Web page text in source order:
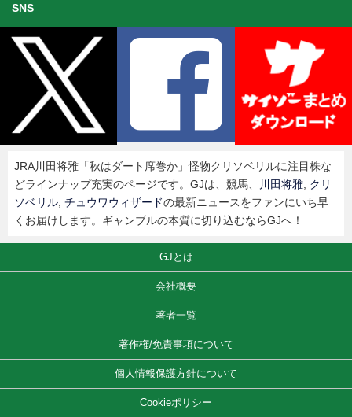
SNS
JRA川田将雅「秋はダート席巻か」怪物クリソベリルに注目株な
どラインナップ充実のページです。GJは、競馬、
川田将雅 クリ
ソベリル チュウワウィザードの最新ニュースをファンにいち早
くお届けします。ギャンブルの本質に切り込むならGJへ！
GJとは
会社概要
著者一覧
著作権/免責事項について
個人情報保護方針について
Cookieポリシー